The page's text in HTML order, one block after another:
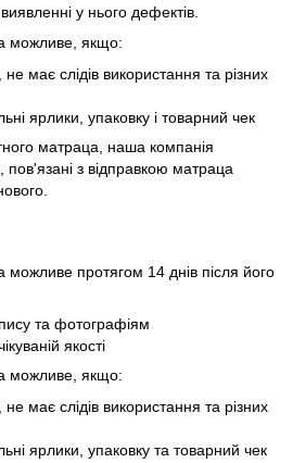
у нього дефектів.
можливе, якщо:
має слідів використання та різних
ярлики, упаковку і товарний чек
матраца, наша компанія
пов'язані з відправкою матраца
протягом 14 днів після його
та фотографіям
якості
можливе, якщо:
має слідів використання та різних
ярлики, упаковку та товарний чек